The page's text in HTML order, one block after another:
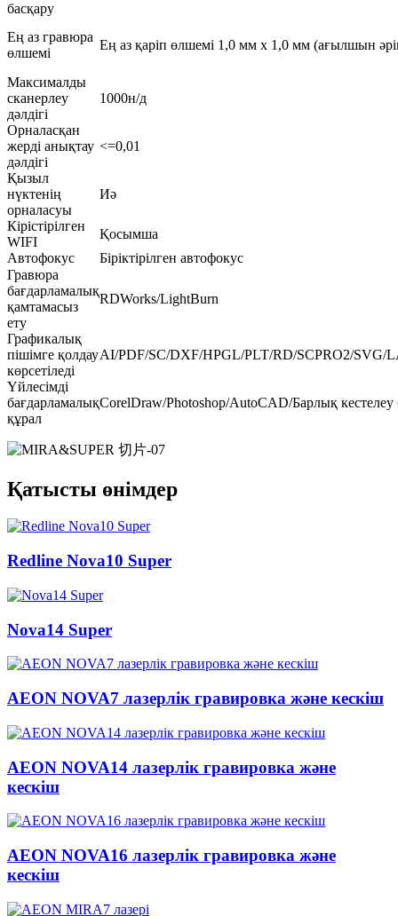
басқару
Ең аз гравюра
өлшемі
Ең аз қаріп өлшемі 1,0 мм x 1,0 мм (ағылшын
Максималды
сканерлеу
дәлдігі
1000н/д
Орналасқан
жерді анықтау
дәлдігі
<=0,01
Қызыл
нүктенің
орналасуы
Иә
Кірістірілген
WIFI
Қосымша
Автофокус
Біріктірілген автофокус
Гравюра
бағдарламалық
қамтамасыз
ету
RDWorks/LightBurn
Графикалық
пішімге қолдау
көрсетіледі
AI/PDF/SC/DXF/HPGL/PLT/RD/SCPRO2/SVG/
Үйлесімді
бағдарламалық
құрал
CorelDraw/Photoshop/AutoCAD/Барлық
Қатысты өнімдер
Redline Nova10 Super
Nova14 Super
AEON NOVA7 лазерлік гравировка және кескіш
AEON NOVA14 лазерлік гравировка және
кескіш
AEON NOVA16 лазерлік гравировка және
кескіш